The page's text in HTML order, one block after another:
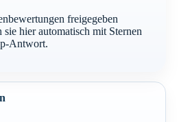
freigegeben
sie hier automatisch mit Sternen
Antwort.